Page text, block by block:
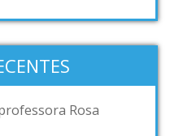
Rosa